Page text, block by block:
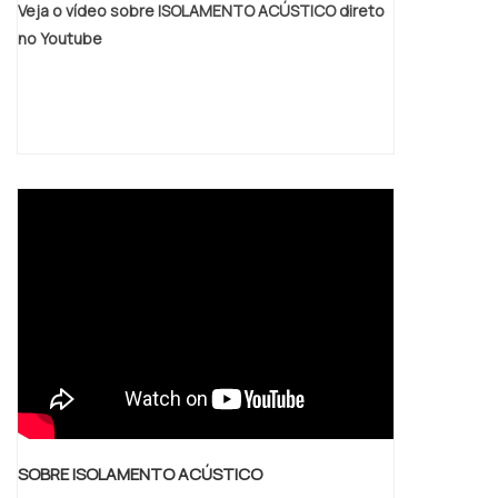
Veja o vídeo sobre ISOLAMENTO ACÚSTICO direto
no Youtube
SOBRE ISOLAMENTO ACÚSTICO